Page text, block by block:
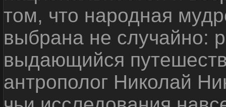
том, что народная
выбрана не случайно:
выдающийся
антрополог Николай